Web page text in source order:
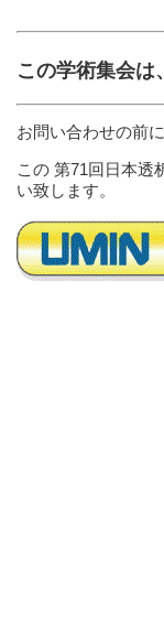
この学術集会は
お問い合わせの前に
この 第71回日本
い致します。